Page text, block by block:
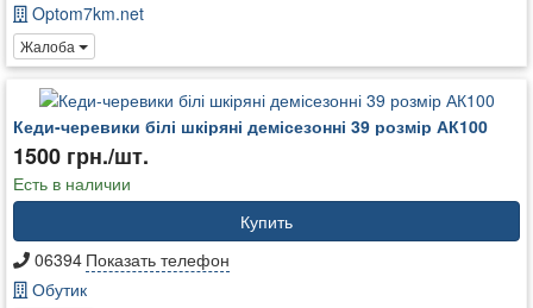
Optom7km.net
Жалоба
Кеди-черевики білі шкіряні демісезонні 39 розмір АК100
1500 грн./шт.
Есть в наличии
Купить
06394 Показать телефон
Обутик